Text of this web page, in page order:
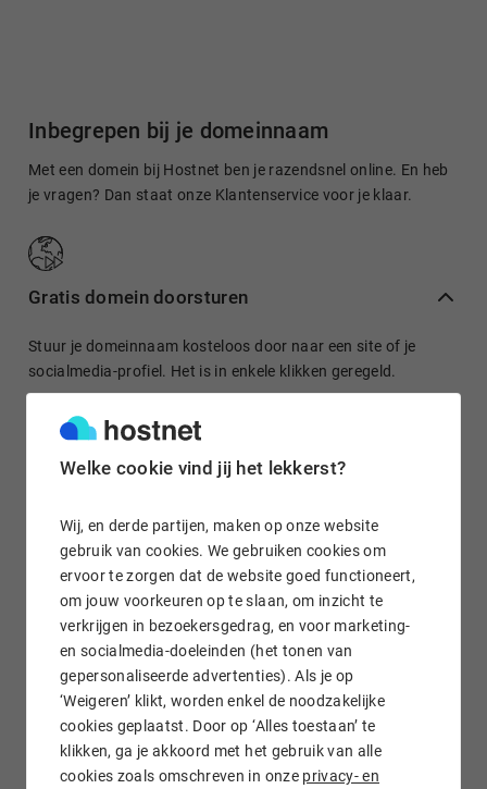
Welke cookie vind jij het lekkerst?
Wij, en derde partijen, maken op onze website
gebruik van cookies. We gebruiken cookies om
ervoor te zorgen dat de website goed functioneert,
om jouw voorkeuren op te slaan, om inzicht te
verkrijgen in bezoekersgedrag, en voor marketing-
en socialmedia-doeleinden (het tonen van
gepersonaliseerde advertenties). Als je op
‘Weigeren’ klikt, worden enkel de noodzakelijke
cookies geplaatst. Door op ‘Alles toestaan’ te
klikken, ga je akkoord met het gebruik van alle
cookies zoals omschreven in onze privacy- en
Inbegrepen bij je domeinnaam
Met een domein bij Hostnet ben je razendsnel online. En heb
je vragen? Dan staat onze Klantenservice voor je klaar.
Gratis domein doorsturen
Stuur je domeinnaam kosteloos door naar een site of je
socialmedia-profiel. Het is in enkele klikken geregeld.
Gratis e-mail doorsturen
Wij staan voor je klaar!
.DZ domein registreren bij Hostnet